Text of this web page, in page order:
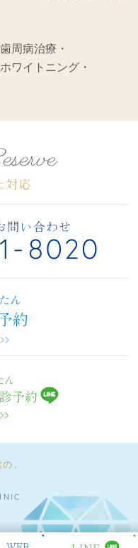
歯周病治療・
ホワイトニング・
、